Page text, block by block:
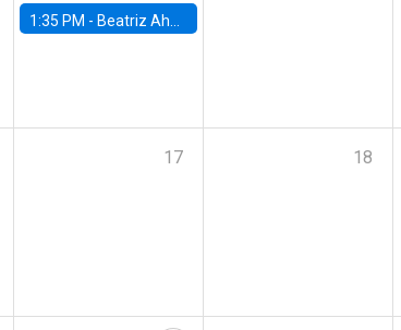
1:35 PM - Beatriz Ahumada, PhD candidate, Universidad de Pittsburgh
17 18